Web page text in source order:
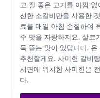
고 질 좋은 고기를 아낌
선한 소갈비만을 사용한
료를 매일 아침 손질하여
수 맛을 자랑하지요. 살코
득 뜯는 맛이 있답니다.
추천할게요. 사미헌 갈비
서면에 위치한 사미헌은
다.